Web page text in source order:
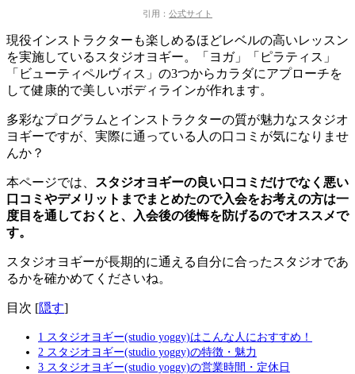
引用： 公式サイト
現役インストラクターも楽しめるほどレベルの高いレッスン
を実施しているスタジオヨギー。「ヨガ」「ピラティス」
「ビューティペルヴィス」の3つからカラダにアプローチを
して健康的で美しいボディラインが作れます。
多彩なプログラムとインストラクターの質が魅力なスタジオ
ヨギーですが、実際に通っている人の口コミが気になりませ
んか？
本ページでは、
スタジオヨギーの良い口コミだけでなく悪い
口コミやデメリットまでまとめたので入会をお考えの方は一
度目を通しておくと、入会後の後悔を防げるのでオススメで
す。
スタジオヨギーが長期的に通える自分に合ったスタジオであ
るかを確かめてくださいね。
目次 [隠す]
1 スタジオヨギー(studio yoggy)はこんな人におすすめ！
2 スタジオヨギー(studio yoggy)の特徴・魅力
3 スタジオヨギー(studio yoggy)の営業時間・定休日